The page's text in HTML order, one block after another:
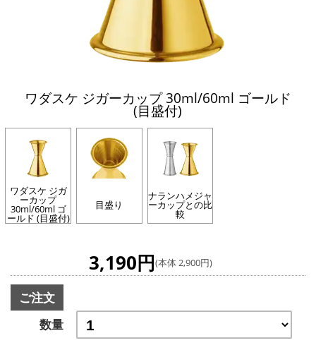
ワダスケ ジガーカップ 30ml/60ml ゴールド
(目盛付)
ワダスケ ジガ
ーカップ
30ml/60ml ゴ
ールド (目盛付)
目盛り
ナランハメジャ
ーカップとの比
較
3,190円(本体 2,900円)
ご注文
数量